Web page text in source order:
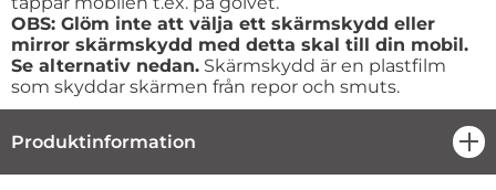
OBS: Glöm inte att välja ett skärmskydd eller
mirror skärmskydd med detta skal till din mobil.
Se alternativ nedan. Skärmskydd är en plastfilm
som skyddar skärmen från repor och smuts.
Produktinformation